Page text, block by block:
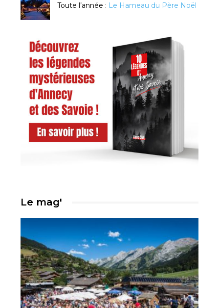
Toute l’année : Le Hameau du Père Noël
Le mag'